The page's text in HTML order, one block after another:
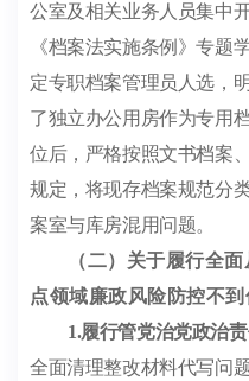
公室及相关业务人员集中
《档案法实施条例》专题
定专职档案管理员人选，
了独立办公用房作为专用
位后，严格按照文书档案
规定，将现存档案规范分
案室与库房混用问题。
（二）关于履行全
点领域廉政风险防控不
1.履行管党治党政治
全面清理整改材料代写问